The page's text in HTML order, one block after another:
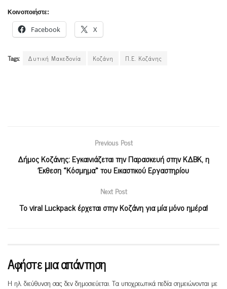
Κοινοποιήστε:
Facebook X
Tags: Δυτική Μακεδονία Κοζάνη Π.Ε. Κοζάνης
Previous Post
Δήμος Κοζάνης: Εγκαινιάζεται την Παρασκευή στην ΚΔΒΚ, η
Έκθεση «Κόσμημα» του Εικαστικού Εργαστηρίου
Next Post
Το viral Luckpack έρχεται στην Κοζάνη για μία μόνο ημέρα!
Αφήστε μια απάντηση
Η ηλ. διεύθυνση σας δεν δημοσιεύεται.Τα υποχρεωτικά πεδία σημειώνονται με